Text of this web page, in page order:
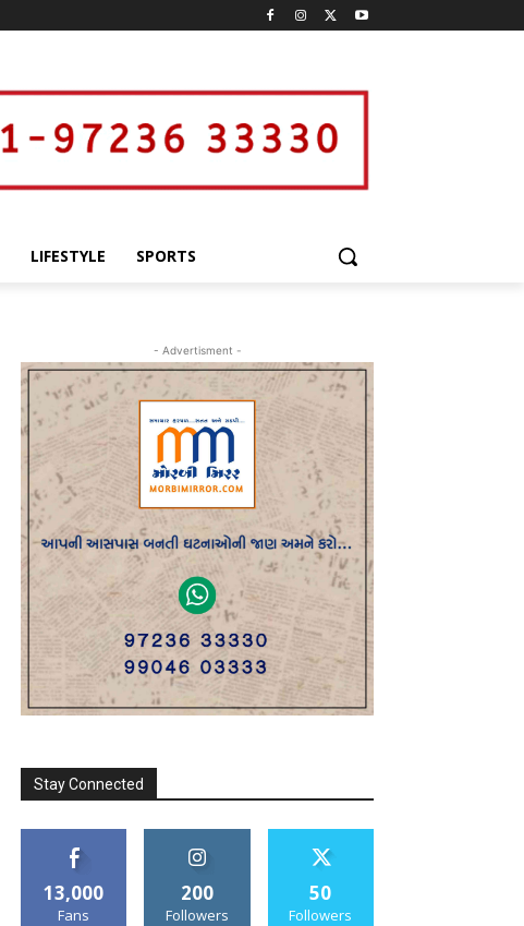
LIFESTYLE SPORTS
- Advertisment -
Stay Connected
13,000
Fans
200
Followers
50
Followers